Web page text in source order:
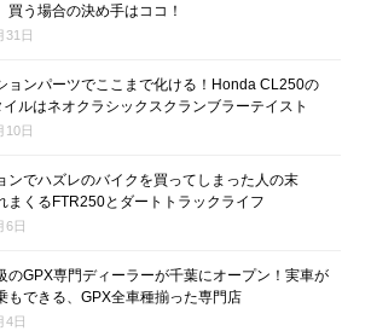
買う場合の決め手はココ！
31日
ョンパーツでここまで化ける！Honda CL250の
ルはネオクラシックスクランブラーテイスト
10日
ンでハズレのバイクを買ってしまった人の末
くるFTR250とダートトラックライフ
6日
のGPX専門ディーラーが千葉にオープン！実車が
もできる、GPX全車種揃った専門店
4日